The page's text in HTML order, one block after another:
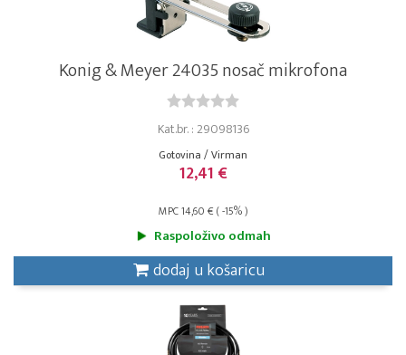
Konig & Meyer 24035 nosač mikrofona
Kat.br. : 29098136
Gotovina / Virman
12,41 €
MPC 14,60 € ( -15% )
Raspoloživo odmah
dodaj u košaricu